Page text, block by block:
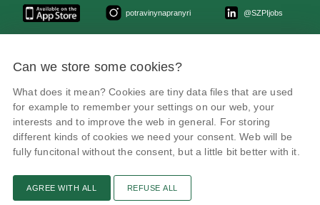
potravinynapranyri @SZPIjobs
Květná 15, 603 00 Brno,epodatelna
szpi.gov.cz
IČO: 75014149, DIČ: CZ75014149
Privacy Policy
Cookies settings
Can we store some cookies?
What does it mean? Cookies are tiny data files that are used
for example to remember your settings on our web, your
interests and to improve the web in general. For storing
different kinds of cookies we need your consent. Web will be
fully funcitonal without the consent, but a little bit better with it.
AGREE WITH ALL REFUSE ALL